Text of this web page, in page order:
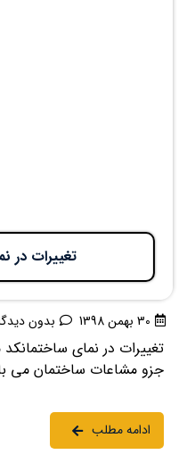
تغییرات در
30 بهمن 1398 بدون
جزو مشاعات ساختمان می
ادامه مطلب